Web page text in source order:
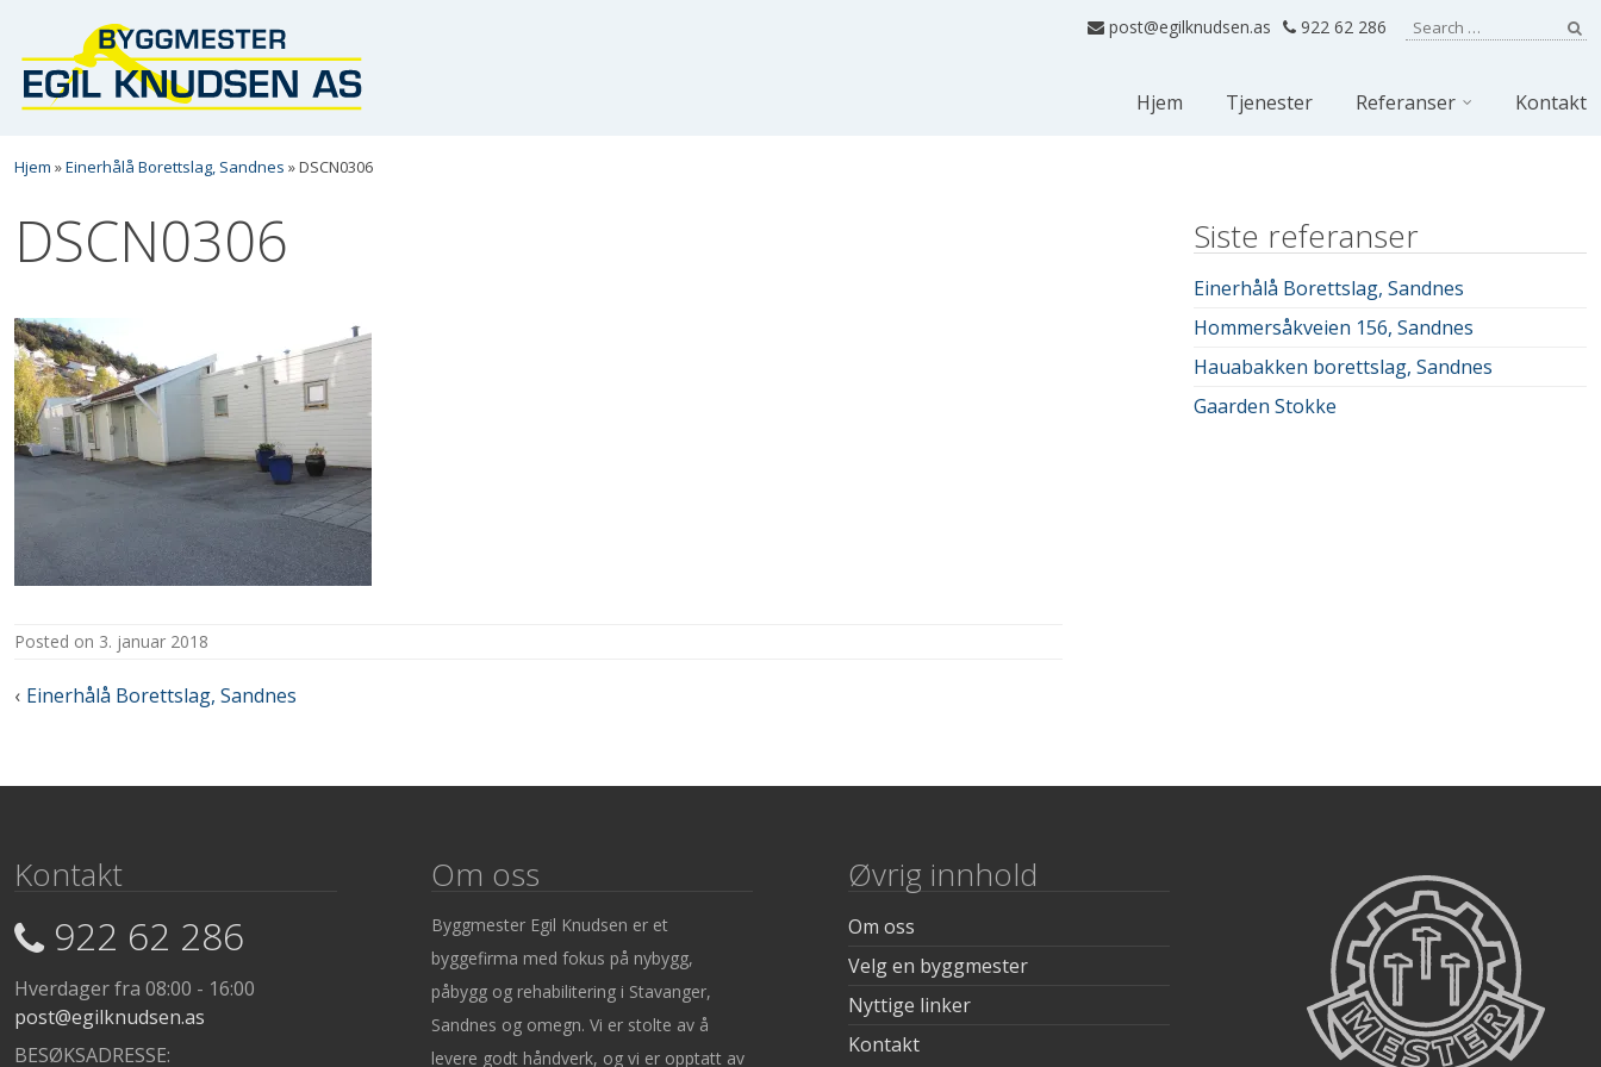
content
Hjem Tjenester Referanser Kontakt
post@egilknudsen.as 922 62 286
Hjem »Einerhålå Borettslag, Sandnes »DSCN0306
DSCN0306
posted on 3. januar 2018
Innleggsnavigasjon
Einerhålå Borettslag, Sandnes
Siste referanser
Einerhålå Borettslag, Sandnes
Hommersåkveien 156, Sandnes
Hauabakken borettslag, Sandnes
Gaarden Stokke
Kontakt
922 62 286
Hverdager fra 08:00 - 16:00
post@egilknudsen.as
BESØKSADRESSE:
Om oss
Byggmester Egil Knudsen er et
byggefirma med fokus på nybygg,
påbygg og rehabilitering i Stavanger,
Sandnes og omegn. Vi er stolte av å
levere godt håndverk, og vi er opptatt av
Øvrig innhold
Om oss
Velg en byggmester
Nyttige linker
Kontakt